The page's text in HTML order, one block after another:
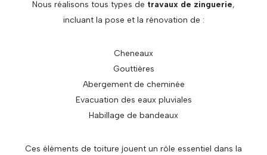
Nous réalisons tous types de travaux de zinguerie,
incluant la pose et la rénovation de :
Cheneaux
Gouttières
Abergement de cheminée
Evacuation des eaux pluviales
Habillage de bandeaux
Ces éléments de toiture jouent un rôle essentiel dans la